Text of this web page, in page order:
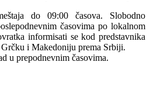
do 09:00 časova. Slobodno
časovima po lokalnom
informisati se kod predstavnika
i Makedoniju prema Srbiji.
u prepodnevnim časovima.